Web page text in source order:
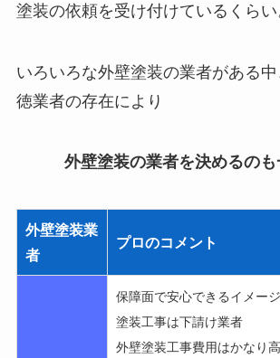
塗装の依頼を受け付けているくらい
いろいろな外壁塗装の業者がある中
徳業者の存在により
外壁塗装の業者を決めるの
外壁塗装業
者
プロのコメント
保障面で安心できるイメージ
塗装工事は下請け業者
外壁塗装工事費用はかなり